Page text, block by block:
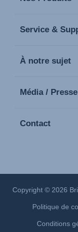
Service &
À notre sujet
Média / Presse
Contact
Copyright © 2026
Politique de
Conditions